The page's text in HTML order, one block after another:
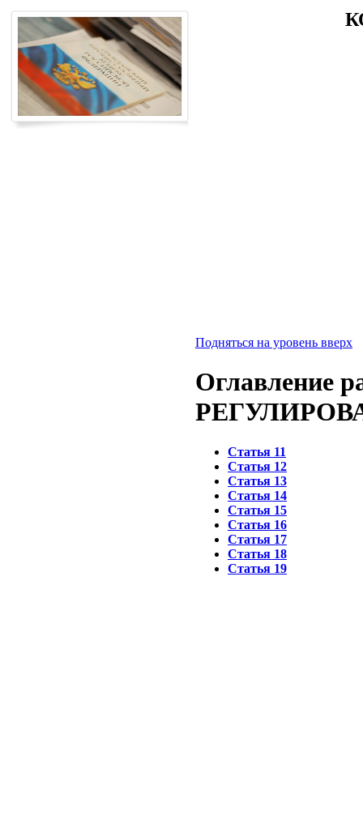
Подняться на уровень вверх
Оглавление
Статья 11
Статья 12
Статья 13
Статья 14
Статья 15
Статья 16
Статья 17
Статья 18
Статья 19